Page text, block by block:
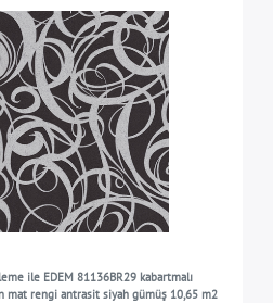
ile EDEM 81136BR29 kabartmalı
mat rengi antrasit siyah gümüş 10,65 m2